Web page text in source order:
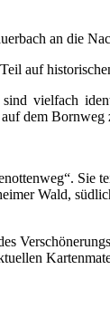
an die
auf
sind vielfach
dem Bornweg
Sie
Wald,